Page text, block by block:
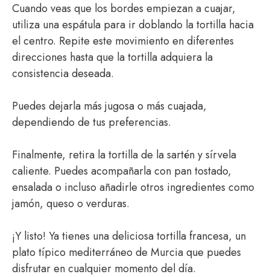
Cuando veas que los bordes empiezan a cuajar,
utiliza una espátula para ir doblando la tortilla hacia
el centro. Repite este movimiento en diferentes
direcciones hasta que la tortilla adquiera la
consistencia deseada.
Puedes dejarla más jugosa o más cuajada,
dependiendo de tus preferencias.
Finalmente, retira la tortilla de la sartén y sírvela
caliente. Puedes acompañarla con pan tostado,
ensalada o incluso añadirle otros ingredientes como
jamón, queso o verduras.
¡Y listo! Ya tienes una deliciosa tortilla francesa, un
plato típico mediterráneo de Murcia que puedes
disfrutar en cualquier momento del día.